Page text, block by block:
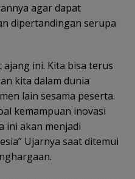
agar dapat
dipertandingan serupa
ini. Kita bisa terus
kita dalam dunia
lain sesama peserta.
kemampuan inovasi
ini akan menjadi
Ujarnya saat ditemui